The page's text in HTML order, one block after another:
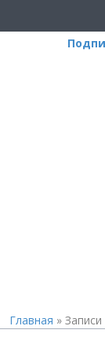
Главная »